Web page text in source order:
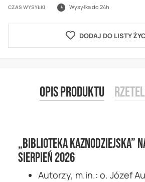
CZAS WYSYŁKI Wysyłka do 24h
DODAJ DO LISTY
Opis produktu
„Biblioteka Kaznodziejska”
sierpień 2026
Autorzy, m.in.: o. Józef